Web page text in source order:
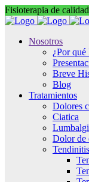
Fisioterapia de
Nosotros
¿Por qué
Breve
Blog
Tratamientos
Dolores
Ciatica
Dolor de
Tendinitis